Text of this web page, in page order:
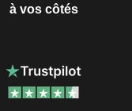
à vos côtés